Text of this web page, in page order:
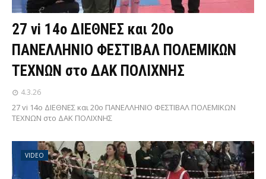
27 vi 14ο ΔΙΕΘΝΕΣ και 20ο
ΠΑΝΕΛΛΗΝΙΟ ΦΕΣΤΙΒΑΛ ΠΟΛΕΜΙΚΩΝ
ΤΕΧΝΩΝ στο ΔΑΚ ΠΟΛΙΧΝΗΣ
4.3.26
27 vi 14ο ΔΙΕΘΝΕΣ και 20ο ΠΑΝΕΛΛΗΝΙΟ ΦΕΣΤΙΒΑΛ ΠΟΛΕΜΙΚΩΝ
ΤΕΧΝΩΝ στο ΔΑΚ ΠΟΛΙΧΝΗΣ
VIDEO